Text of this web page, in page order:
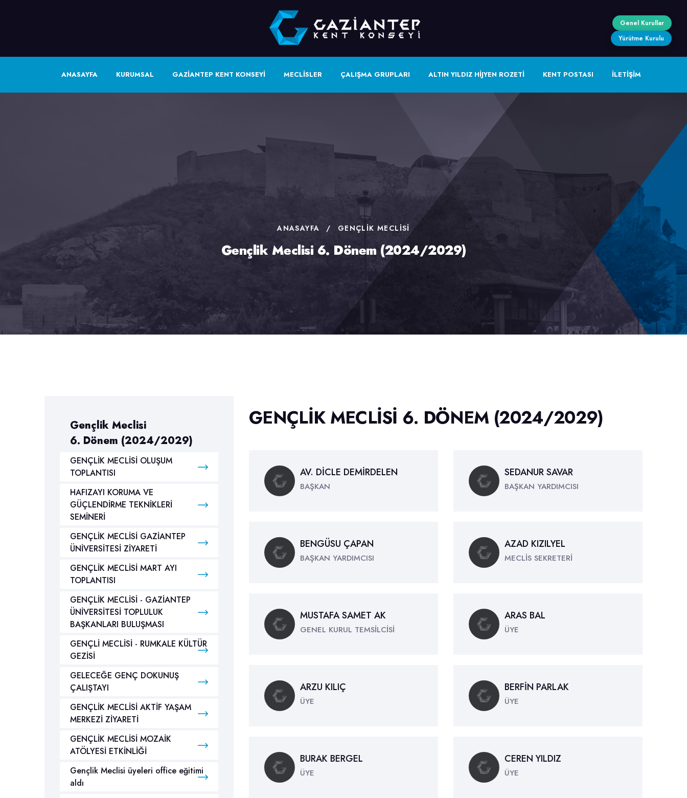
ANASAYFA KURUMSAL GAZİANTEP KENT KONSEYİ MECLİSLER ÇALIŞMA GRUPLARI ALTIN YILDIZ HİJYEN ROZETİ KENT POSTASI İLETİŞİM
Genel Kurullar
Yürütme Kurulu
ANASAYFA / GENÇLIK MECLISI
Gençlik Meclisi 6. Dönem (2024/2029)
Gençlik Meclisi
6. Dönem (2024/2029)
GENÇLİK MECLİSİ OLUŞUM
TOPLANTISI
HAFIZAYI KORUMA VE
GÜÇLENDİRME TEKNİKLERİ
SEMİNERİ
GENÇLİK MECLİSİ GAZİANTEP
ÜNİVERSİTESİ ZİYARETİ
GENÇLİK MECLİSİ MART AYI
TOPLANTISI
GENÇLİK MECLİSİ - GAZİANTEP
ÜNİVERSİTESİ TOPLULUK
BAŞKANLARI BULUŞMASI
GENÇLİ MECLİSİ - RUMKALE KÜLTÜR
GEZİSİ
GELECEĞE GENÇ DOKUNUŞ
ÇALIŞTAYI
GENÇLİK MECLİSİ AKTİF YAŞAM
MERKEZİ ZİYARETİ
GENÇLİK MECLİSİ MOZAİK
ATÖLYESİ ETKİNLİĞİ
Gençlik Meclisi üyeleri office eğitimi
aldı
GENÇLIK MECLISI 6. DÖNEM (2024/2029)
AV. DİCLE DEMİRDELEN
BAŞKAN
SEDANUR SAVAR
BAŞKAN YARDIMCISI
BENGÜSU ÇAPAN
BAŞKAN YARDIMCISI
AZAD KIZILYEL
MECLİS SEKRETERİ
MUSTAFA SAMET AK
GENEL KURUL TEMSİLCİSİ
ARAS BAL
ÜYE
ARZU KILIÇ
ÜYE
BERFİN PARLAK
ÜYE
BURAK BERGEL
ÜYE
CEREN YILDIZ
ÜYE